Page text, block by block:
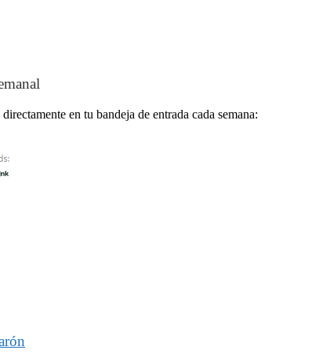
en tu bandeja de entrada cada semana: